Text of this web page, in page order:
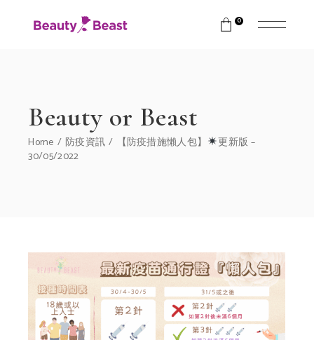
0
Beauty or Beast
Home 防疫資訊 【防疫措施懶人包】
更新版 –
30/05/2022